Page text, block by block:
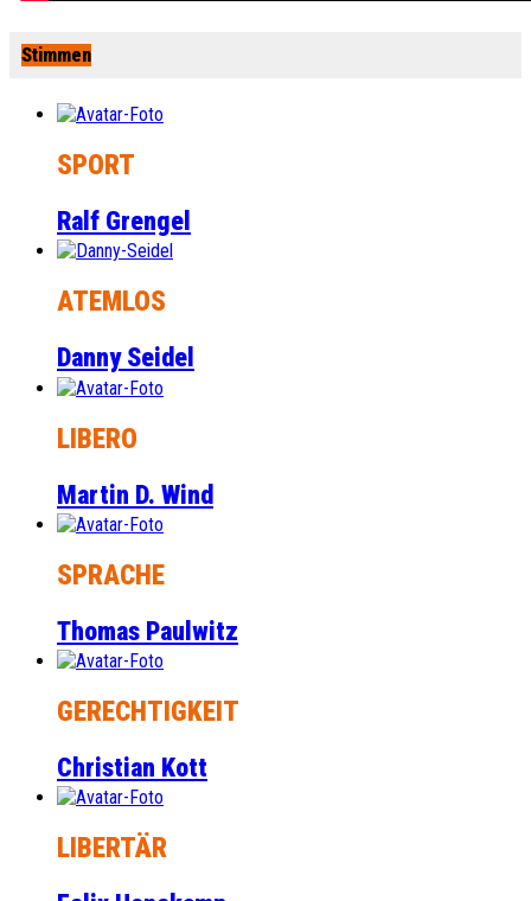
Stimmen
SPORT
Ralf Grengel
ATEMLOS
Danny Seidel
LIBERO
Martin D. Wind
SPRACHE
Thomas Paulwitz
GERECHTIGKEIT
Christian Kott
LIBERTÄR